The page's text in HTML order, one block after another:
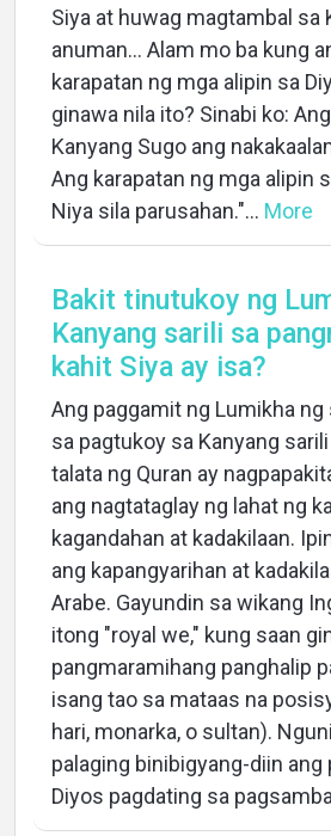
Siya at huwag magtambal sa
anuman... Alam mo ba kung
karapatan ng mga alipin sa
ginawa nila ito? Sinabi ko:
Kanyang Sugo ang
Ang karapatan ng mga alipin
Niya sila parusahan."... More
Bakit tinutukoy ng
Kanyang sarili sa
kahit Siya ay isa?
Ang paggamit ng Lumikha ng
sa pagtukoy sa Kanyang
talata ng Quran ay
ang nagtataglay ng lahat ng
kagandahan at kadakilaan.
ang kapangyarihan at
Arabe. Gayundin sa wikang
itong "royal we," kung saan
pangmaramihang panghalip
isang tao sa mataas na
hari, monarka, o sultan).
palaging binibigyang-diin ang
Diyos pagdating sa